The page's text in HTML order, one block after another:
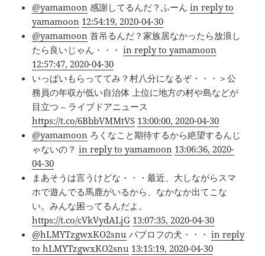
@yamamoon 感謝してるんだ？ふーんin reply to
yamamoon 12:54:19, 2020-04-30
@yamamoon 首吊るんだ？家族居なかったら放浪し
たら良いじゃん・・・in reply to yamamoon
12:57:47, 2020-04-30
いっぱいもらっててみ？村八分になるぞ・・・＞公
務員の年収が低い自治体 上位に地方の村や島などが
目立つ – ライブドアニュース
https://t.co/6BbbVMMtVS 13:00:00, 2020-04-30
@yamamoon ろくなこと期待するから絶望するんじ
ゃないの？in reply to yamamoon 13:06:36, 2020-
04-30
まあそうは言うけどな・・・最近、大しながらスマ
ホで遊んでる馬鹿がいるから、なかなか出てこな
い。みんな困ってるんだよ。
https://t.co/cVkVydALjG 13:07:35, 2020-04-30
@hLMYTzgwxKO2snu パブロフの犬・・・in reply
to hLMYTzgwxKO2snu 13:15:19, 2020-04-30